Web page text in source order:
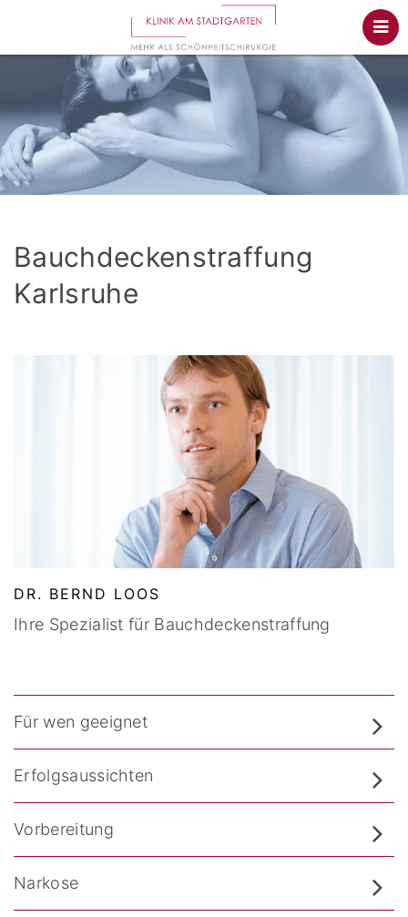
Bauchdeckenstraffung
Karlsruhe
DR. BERND LOOS
Ihre Spezialist für Bauchdeckenstraffung
Für wen geeignet
Erfolgsaussichten
Vorbereitung
Narkose